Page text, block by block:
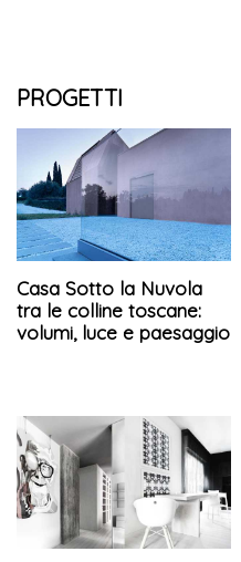
PROGETTI
Casa Sotto la Nuvola
tra le colline toscane:
volumi, luce e paesaggio